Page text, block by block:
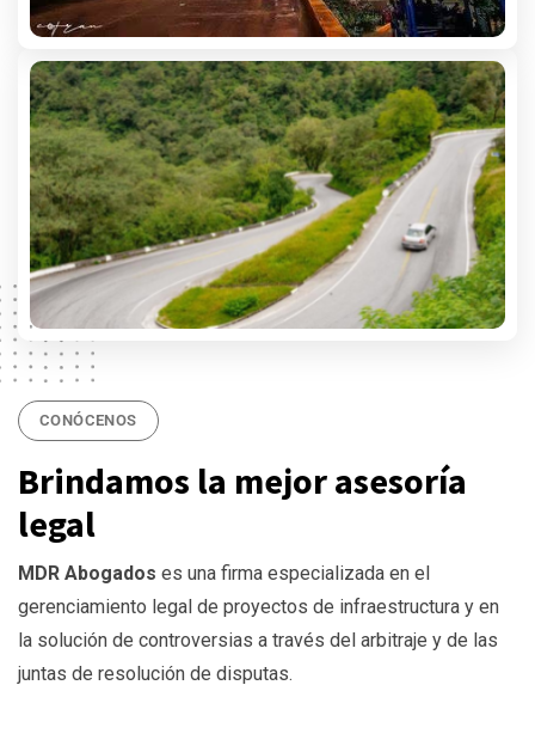
CONÓCENOS
Brindamos la mejor asesoría
legal
MDR Abogados es una firma especializada en el
gerenciamiento legal de proyectos de infraestructura y en
la solución de controversias a través del arbitraje y de las
juntas de resolución de disputas.